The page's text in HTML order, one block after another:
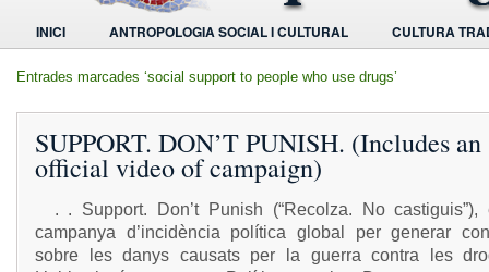
INICI ANTROPOLOGIA SOCIAL I CULTURAL CULTURA
Entrades marcades ‘social support to people who use drugs’
SUPPORT. DON’T PUNISH. (Includes an
official video of campaign)
. . Support. Don’t Punish (“Recolza. No castiguis”),
campanya d’incidència política global per generar
sobre les danys causats per la guerra contra les